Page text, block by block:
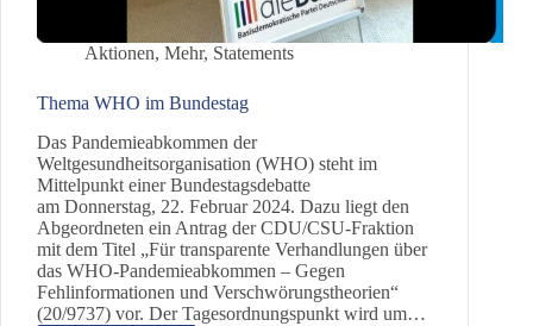
Aktionen, Mehr, Statements
Thema WHO im Bundestag
Das Pandemieabkommen der
Weltgesundheitsorganisation (WHO) steht im
Mittelpunkt einer Bundestagsdebatte
am Donnerstag, 22. Februar 2024. Dazu liegt den
Abgeordneten ein Antrag der CDU/CSU-Fraktion
mit dem Titel „Für transparente Verhandlungen über
das WHO-Pandemieabkommen – Gegen
Fehlinformationen und Verschwörungstheorien“
(20/9737) vor. Der Tagesordnungspunkt wird um…